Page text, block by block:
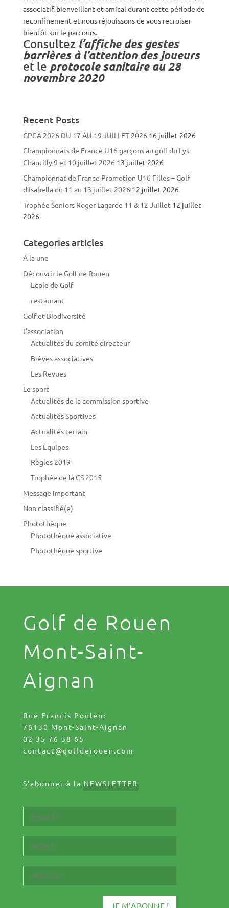
associatif, bienveillant et amical durant cette période de
reconfinement et nous réjouissons de vous recroiser
bientôt sur le parcours.
Consultez l’affiche des gestes
barrières à l’attention des joueurs
et le protocole sanitaire au 28
novembre 2020
Recent Posts
GPCA 2026 DU 17 AU 19 JUILLET 2026 16 juillet 2026
Championnats de France U16 garçons au golf du Lys-
Chantilly 9 et 10 juillet 2026 13 juillet 2026
Championnat de France Promotion U16 Filles – Golf
d’Isabella du 11 au 13 juillet 2026 12 juillet 2026
Trophée Seniors Roger Lagarde 11 & 12 Juillet 12 juillet
2026
Categories articles
A la une
Découvrir le Golf de Rouen
Ecole de Golf
restaurant
Golf et Biodiversité
L'association
Actualités du comité directeur
Brèves associatives
Les Revues
Le sport
Actualités de la commission sportive
Actualités Sportives
Actualités terrain
Les Equipes
Règles 2019
Trophée de la CS 2015
Message important
Non classifié(e)
Photothèque
Photothèque associative
Photothèque sportive
Golf de Rouen
Mont-Saint-
Aignan
Rue Francis Poulenc
76130 Mont-Saint-Aignan
02 35 76 38 65
contact@golfderouen.com
S'abonner à la NEWSLETTER